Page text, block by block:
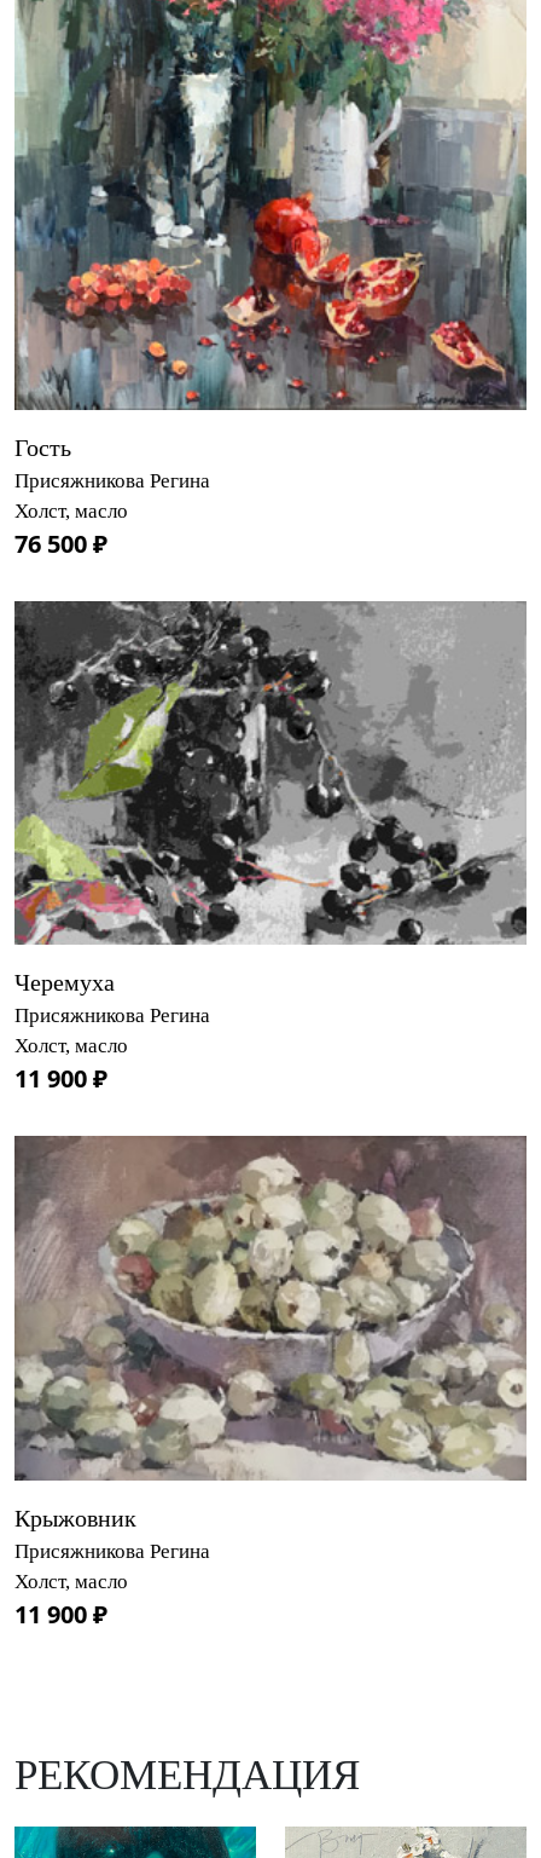
Гость
Присяжникова Регина
Холст, масло
76 500 ₽
Черемуха
Присяжникова Регина
Холст, масло
11 900 ₽
Крыжовник
Присяжникова Регина
Холст, масло
11 900 ₽
РЕКОМЕНДАЦИЯ